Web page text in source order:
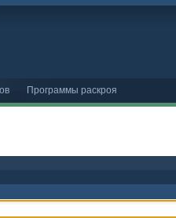
Программы раскроя